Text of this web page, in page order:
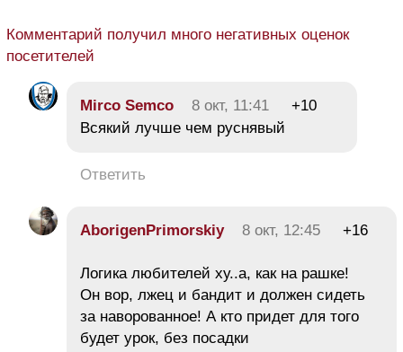
Комментарий получил много негативных оценок
посетителей
Mirco Semco 8 окт, 11:41
+10
Всякий лучше чем руснявый
Ответить
AborigenPrimorskiy 8 окт, 12:45 +16
Логика любителей ху..а, как на рашке!
Он вор, лжец и бандит и должен сидеть
за наворованное! А кто придет для того
будет урок, без посадки